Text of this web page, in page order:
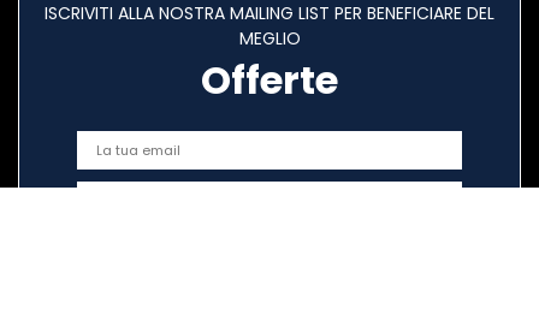
ISCRIVITI ALLA NOSTRA MAILING LIST PER BENEFICIARE DEL
MEGLIO
Offerte